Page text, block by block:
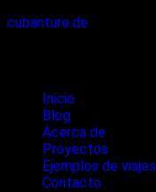
cubanture.de
Inicio
Blog
Acerca de
Proyectos
Ejemplos de viajes
Contacto